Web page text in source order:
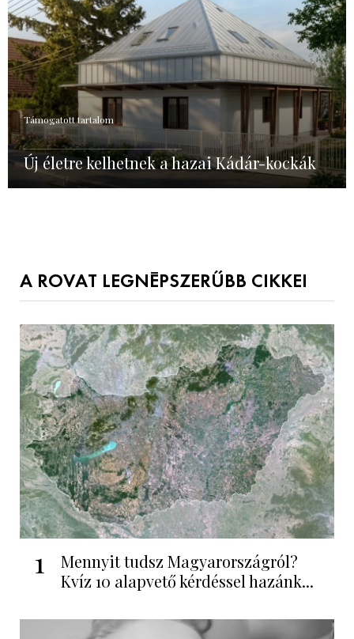
Támogatott tartalom
Új életre kelhetnek a hazai Kádár-kockák
A ROVAT LEGNÉPSZERŰBB CIKKEI
1
Mennyit tudsz Magyarországról?
Kvíz 10 alapvető kérdéssel hazánk...